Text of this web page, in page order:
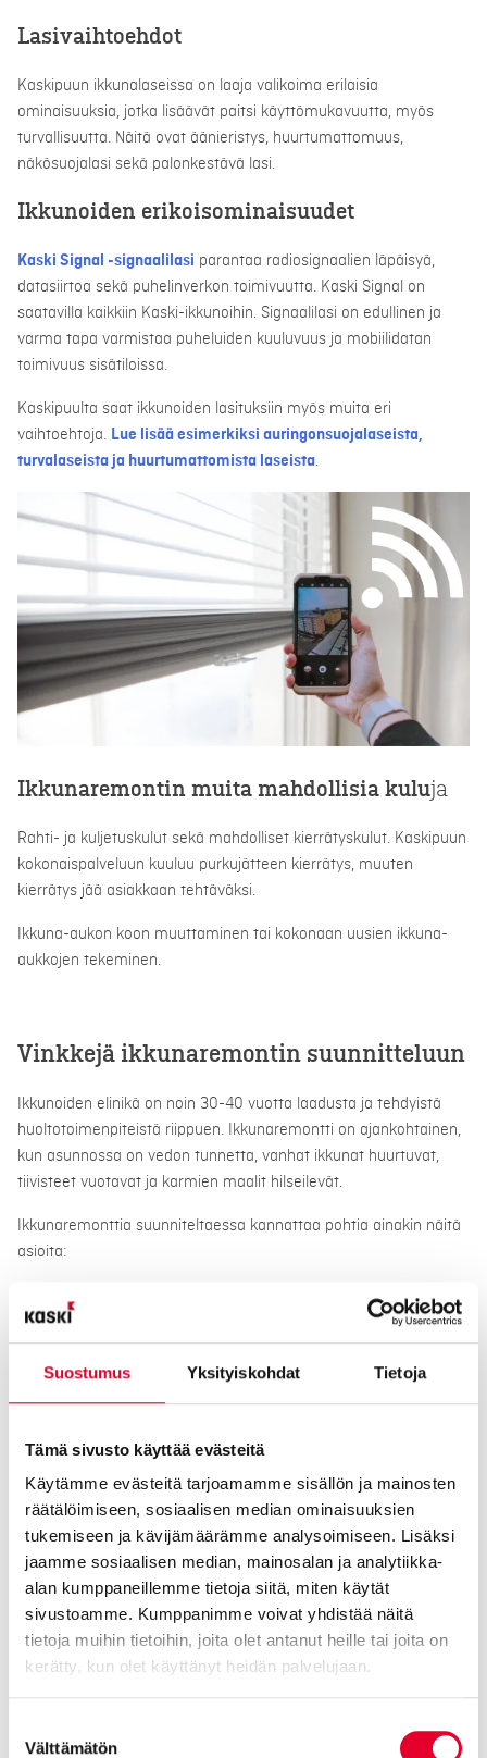
Suostumus Yksityiskohdat Tietoja
Tämä sivusto käyttää evästeitä
Käytämme evästeitä tarjoamamme sisällön ja mainosten
räätälöimiseen, sosiaalisen median ominaisuuksien
tukemiseen ja kävijämäärämme analysoimiseen. Lisäksi
jaamme sosiaalisen median, mainosalan ja analytiikka-
alan kumppaneillemme tietoja siitä, miten käytät
sivustoamme. Kumppanimme voivat yhdistää näitä
tietoja muihin tietoihin, joita olet antanut heille tai joita on
kerätty, kun olet käyttänyt heidän palvelujaan.
valinta
Välttämätön
Lasivaihtoehdot
Kaskipuun ikkunalaseissa on laaja valikoima erilaisia
ominaisuuksia, jotka lisäävät paitsi käyttömukavuutta, myös
turvallisuutta. Näitä ovat äänieristys, huurtumattomuus,
näkösuojalasi sekä palonkestävä lasi.
Ikkunoiden erikoisominaisuudet
Kaski Signal -signaalilasi parantaa radiosignaalien läpäisyä,
datasiirtoa sekä puhelinverkon toimivuutta. Kaski Signal on
saatavilla kaikkiin Kaski-ikkunoihin. Signaalilasi on edullinen ja
varma tapa varmistaa puheluiden kuuluvuus ja mobiilidatan
toimivuus sisätiloissa.
Kaskipuulta saat ikkunoiden lasituksiin myös muita eri
vaihtoehtoja. Lue lisää esimerkiksi auringonsuojalaseista,
turvalaseista ja huurtumattomista laseista.
Ikkunaremontin muita mahdollisia kuluja
Rahti- ja kuljetuskulut sekä mahdolliset kierrätyskulut. Kaskipuun
kokonaispalveluun kuuluu purkujätteen kierrätys, muuten
kierrätys jää asiakkaan tehtäväksi.
Ikkuna-aukon koon muuttaminen tai kokonaan uusien ikkuna-
aukkojen tekeminen.
Vinkkejä ikkunaremontin suunnitteluun
Ikkunoiden elinikä on noin 30-40 vuotta laadusta ja tehdyistä
huoltotoimenpiteistä riippuen. Ikkunaremontti on ajankohtainen,
kun asunnossa on vedon tunnetta, vanhat ikkunat huurtuvat,
tiivisteet vuotavat ja karmien maalit hilseilevät.
Ikkunaremonttia suunniteltaessa kannattaa pohtia ainakin näitä
asioita:
Vaihdetaanko kätisyyttä?
Asennetaanko hyönteissuojat?
käyttömukavuuteen ja energiankulutukseen. Yleisimpiä
lisävarusteita ovat korvausilmaventtiilit ja sälekaihtimet.
Ikkunaremontin yhteydessä voidaan suurentaa myös ikkunoiden
aukkoja – näin saadaan koko koti näyttämään avarammalta ja
valoisammalta. Jo puitteiden väreillä ja lasiaukkojen koolla
saadaan ihmeitä aikaan!
Uudet ulko-ovet ikkunaremontin
Ikkunaremontin suunnittelussa kannattaa huomioida myösulko-